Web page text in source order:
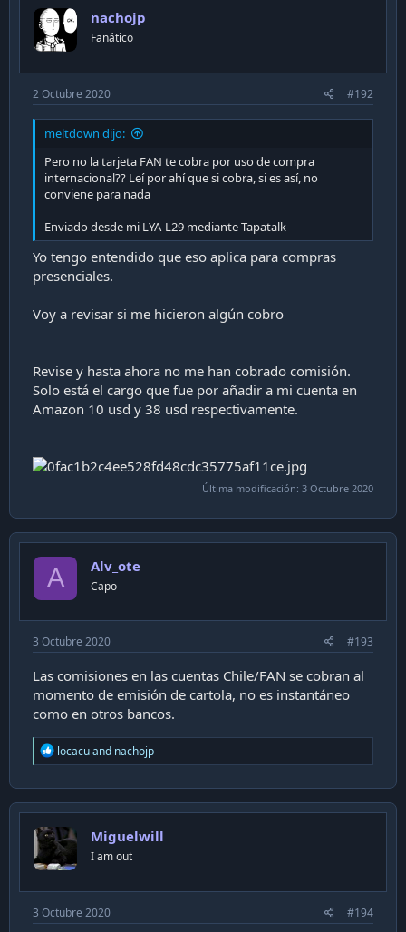
o
n
s
nachojp
Fanático
2 Octubre 2020 #192
meltdown dijo:
Pero no la tarjeta FAN te cobra por uso de compra
internacional?? Leí por ahí que si cobra, si es así, no
conviene para nada
Enviado desde mi LYA-L29 mediante Tapatalk
Yo tengo entendido que eso aplica para compras
presenciales.
Voy a revisar si me hicieron algún cobro
Revise y hasta ahora no me han cobrado comisión.
Solo está el cargo que fue por añadir a mi cuenta en
Amazon 10 usd y 38 usd respectivamente.
Última modificación: 3 Octubre 2020
A Alv_ote
Capo
3 Octubre 2020 #193
Las comisiones en las cuentas Chile/FAN se cobran al
momento de emisión de cartola, no es instantáneo
como en otros bancos.
R
e
c
t
o
n
s
locacuand nachojp
Miguelwill
I am out
3 Octubre 2020 #194